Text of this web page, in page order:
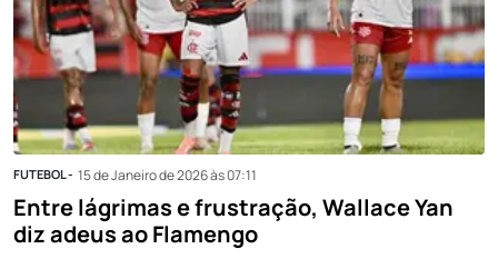
FUTEBOL - 15 de Janeiro de 2026 às 07:11
Entre lágrimas e frustração, Wallace Yan
diz adeus ao Flamengo